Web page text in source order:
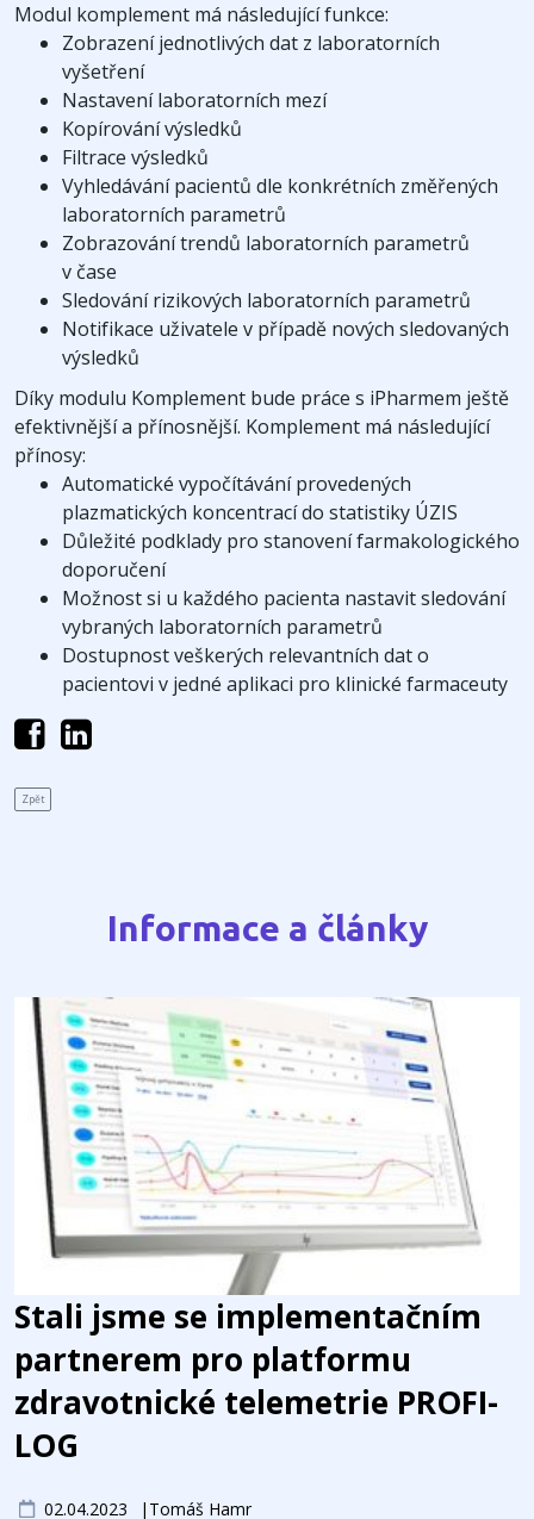
Modul komplement má následující funkce:
Zobrazení jednotlivých dat z laboratorních
vyšetření
Nastavení laboratorních mezí
Kopírování výsledků
Filtrace výsledků
Vyhledávání pacientů dle konkrétních změřených
laboratorních parametrů
Zobrazování trendů laboratorních parametrů
v čase
Sledování rizikových laboratorních parametrů
Notifikace uživatele v případě nových sledovaných
výsledků
Díky modulu Komplement bude práce s iPharmem ještě
efektivnější a přínosnější. Komplement má následující
přínosy:
Automatické vypočítávání provedených
plazmatických koncentrací do statistiky ÚZIS
Důležité podklady pro stanovení farmakologického
doporučení
Možnost si u každého pacienta nastavit sledování
vybraných laboratorních parametrů
Dostupnost veškerých relevantních dat o
pacientovi v jedné aplikaci pro klinické farmaceuty
Zpět
Informace a články
Stali jsme se implementačním
partnerem pro platformu
zdravotnické telemetrie PROFI-
LOG
02.04.2023 Tomáš Hamr